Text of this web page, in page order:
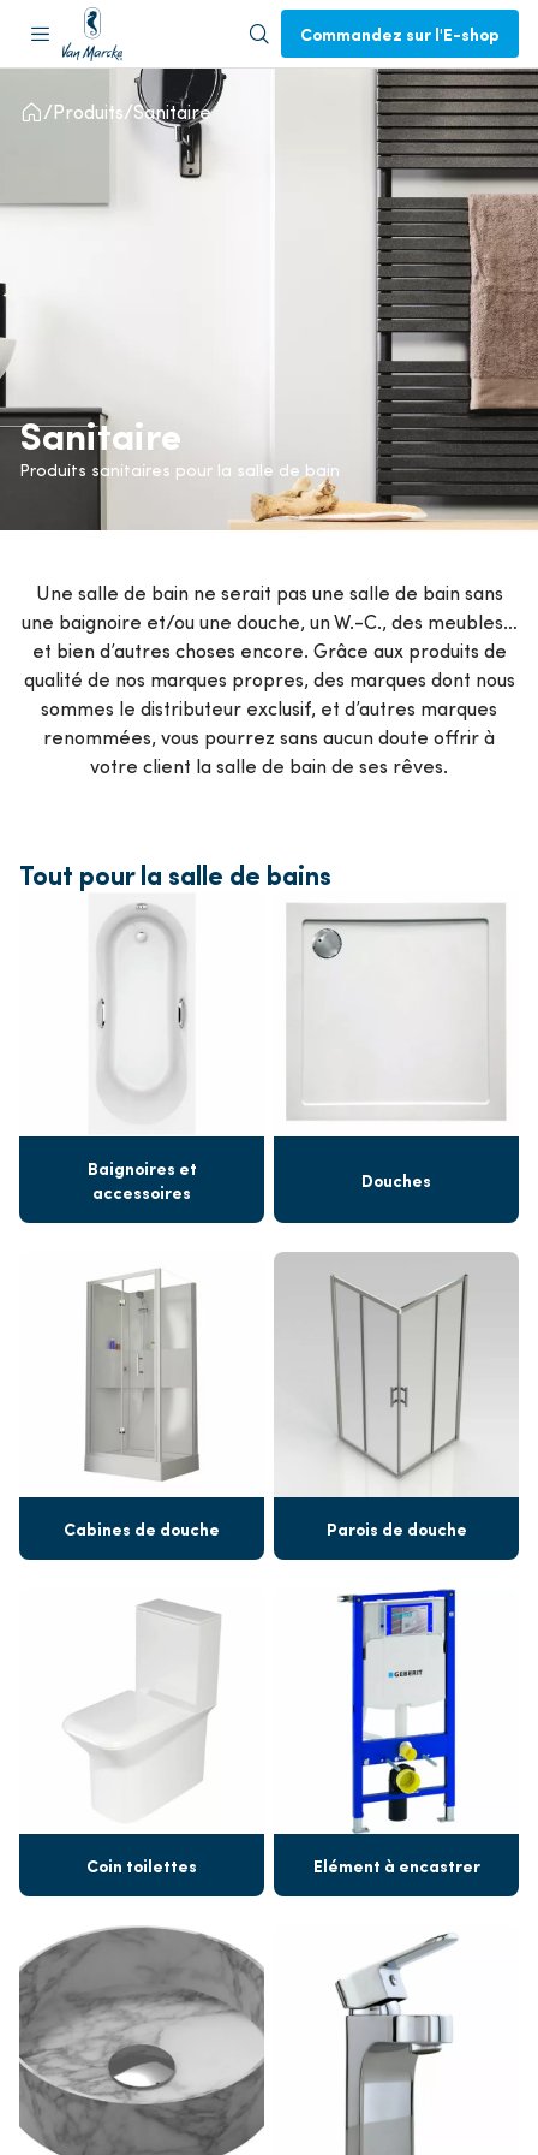
Commandez sur l'E-shop
Produits Sanitaire
Sanitaire
Produits sanitaires pour la salle de bain
Une salle de bain ne serait pas une salle de bain sans
une baignoire et/ou une douche, un W.-C., des meubles…
et bien d’autres choses encore. Grâce aux produits de
qualité de nos marques propres, des marques dont nous
sommes le distributeur exclusif, et d’autres marques
renommées, vous pourrez sans aucun doute offrir à
votre client la salle de bain de ses rêves.
Tout pour la salle de bains
Baignoires et
accessoires
Douches
Cabines de douche Parois de douche
Coin toilettes Elément à encastrer